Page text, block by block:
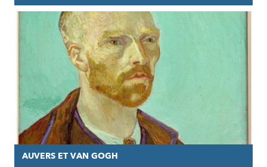
AUVERS ET VAN GOGH